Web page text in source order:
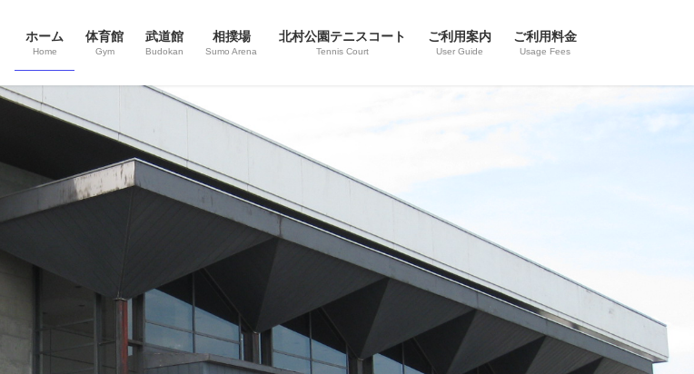
ホーム
Home
体育館
Gym
武道館
Budokan
相撲場
Sumo Arena
北村公園テニスコート
Tennis Court
ご利用案内
User Guide
ご利用料金
Usage Fees